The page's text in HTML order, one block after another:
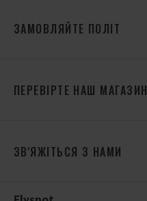
ЗАМОВЛЯЙТЕ ПОЛІТ
ПЕРЕВІРТЕ НАШ МАГАЗИН
ЗВ'ЯЖІТЬСЯ З НАМИ